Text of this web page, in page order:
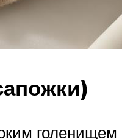
голенищем